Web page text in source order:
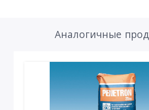
Аналогичные